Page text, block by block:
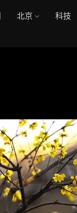
北京 科技